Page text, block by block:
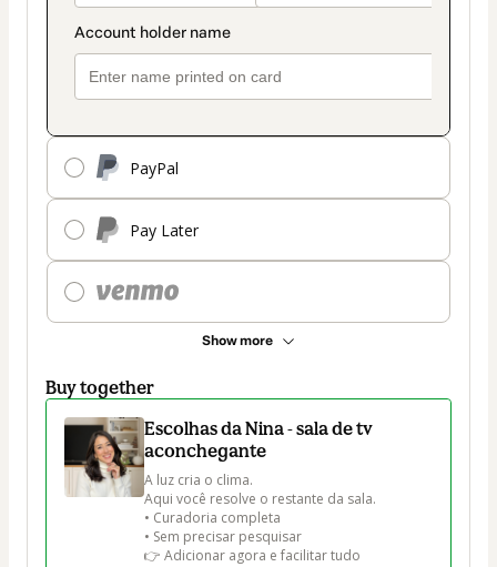
PayPal
Pay Later
Show more
Buy together
Escolhas da Nina - sala de tv
aconchegante
A luz cria o clima.
Aqui você resolve o restante da sala.
• Curadoria completa
• Sem precisar pesquisar
👉 Adicionar agora e facilitar tudo